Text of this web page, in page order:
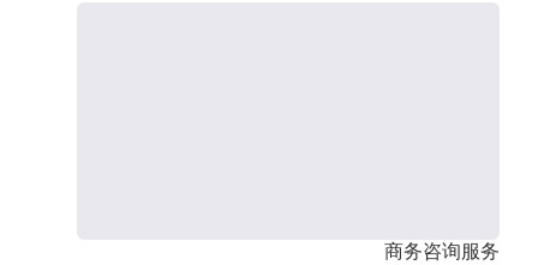
商务咨询服务